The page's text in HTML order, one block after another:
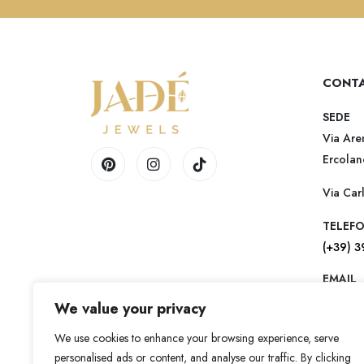
We value your privacy
We use cookies to enhance your browsing experience, serve
personalised ads or content, and analyse our traffic. By clicking
SEDE
Via
Via
(+39)
EMAIL